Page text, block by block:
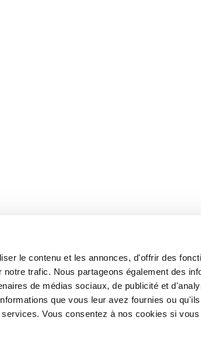
le contenu et les annonces, d'offrir des
trafic. Nous partageons également des
de médias sociaux, de publicité et
que vous leur avez fournies ou
Vous consentez à nos cookies si